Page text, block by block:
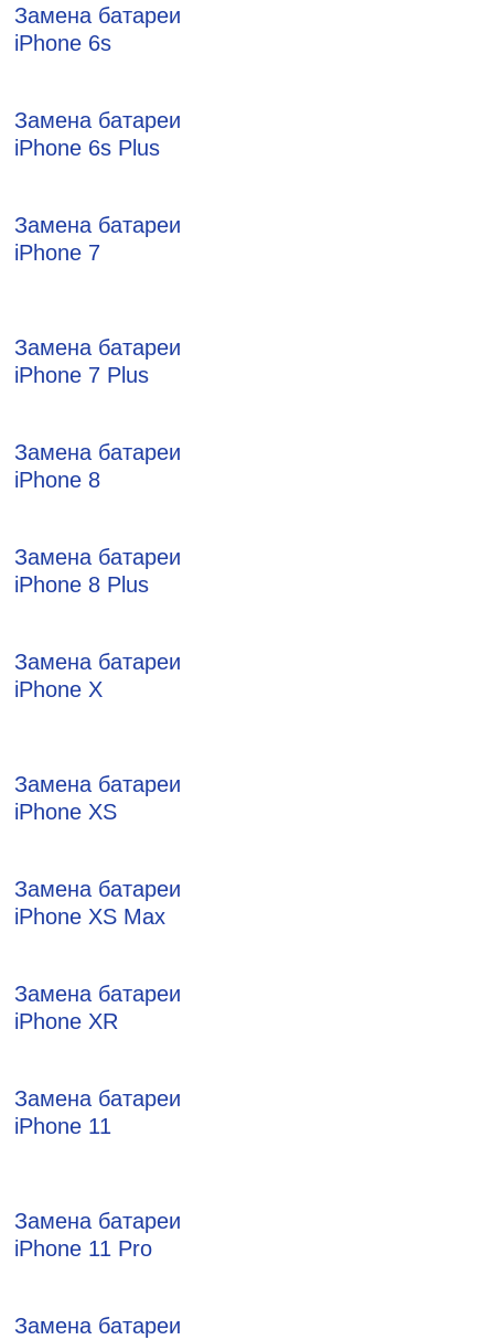
Замена батареи
iPhone 6s
Замена батареи
iPhone 6s Plus
Замена батареи
iPhone 7
Замена батареи
iPhone 7 Plus
Замена батареи
iPhone 8
Замена батареи
iPhone 8 Plus
Замена батареи
iPhone X
Замена батареи
iPhone XS
Замена батареи
iPhone XS Max
Замена батареи
iPhone XR
Замена батареи
iPhone 11
Замена батареи
iPhone 11 Pro
Замена батареи